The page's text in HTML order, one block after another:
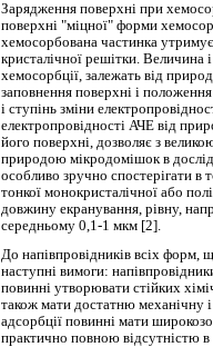
Зарядження поверхні при
поверхні "міцної" форми
хемосорбована частинка
кристалічної решітки. Величина
хемосорбції, залежать від
заповнення поверхні і
і ступінь зміни
електропровідності АЧЕ від
його поверхні, дозволяє з
природою мікродомішок в
особливо зручно спостерігати в
тонкої монокристалічної або
довжину екранування, рівну,
середньому 0,1-1 мкм [2].
До напівпровідників всіх форм,
наступні вимоги:
повинні утворювати стійких
також мати достатню механічну
адсорбції повинні мати
практично повною відсутністю в